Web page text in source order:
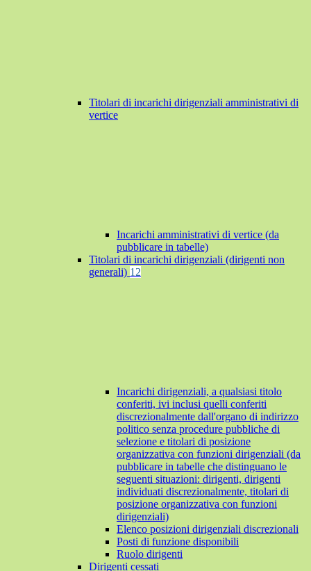
Titolari di incarichi dirigenziali amministrativi di
vertice
Incarichi amministrativi di vertice (da
pubblicare in tabelle)
Titolari di incarichi dirigenziali (dirigenti non
generali) 12
Incarichi dirigenziali, a qualsiasi titolo
conferiti, ivi inclusi quelli conferiti
discrezionalmente dall'organo di indirizzo
politico senza procedure pubbliche di
selezione e titolari di posizione
organizzativa con funzioni dirigenziali (da
pubblicare in tabelle che distinguano le
seguenti situazioni: dirigenti, dirigenti
individuati discrezionalmente, titolari di
posizione organizzativa con funzioni
dirigenziali)
Elenco posizioni dirigenziali discrezionali
Posti di funzione disponibili
Ruolo dirigenti
Dirigenti cessati